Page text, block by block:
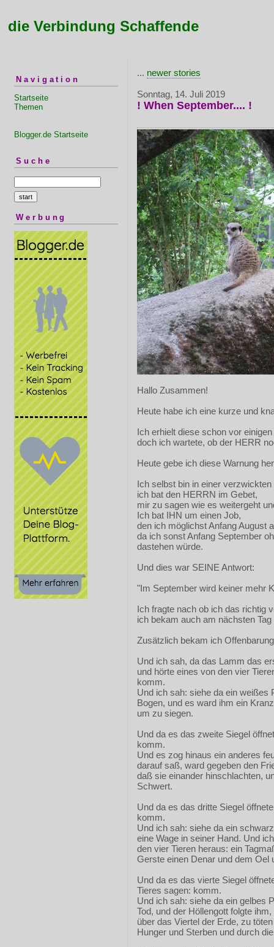
die Verbindung Schaffende
Navigation
Startseite
Themen
Blogger.de Startseite
Suche
Werbung
... newer stories
Sonntag, 14. Juli 2019
! When September.... !
Hallo Zusammen!
Heute habe ich eine kurze und
Ich erhielt diese schon vor einigen
doch ich wartete, ob der HERR
Heute gebe ich diese Warnung
Ich selbst bin in einer verzwickten
ich bat den HERRN im Gebet,
mir zu sagen wie es weitergeht
Ich bat IHN um einen Job,
den ich möglichst Anfang August
da ich sonst Anfang September
dastehen würde.
Und dies war SEINE Antwort:
"Im September wird keiner mehr
Ich fragte nach ob ich das richtig
ich bekam auch am nächsten
Zusätzlich bekam ich
Und ich sah, da das Lamm das
und hörte eines von den vier
komm.
Und ich sah: siehe da ein weißes
Bogen, und es ward ihm ein
um zu siegen.
Und da es das zweite Siegel
komm.
Und es zog hinaus ein anderes
darauf saß, ward gegeben den
daß sie einander hinschlachten,
Schwert.
Und da es das dritte Siegel
komm.
Und ich sah: siehe da ein
eine Wage in seiner Hand. Und
den vier Tieren heraus: ein
Gerste einen Denar und dem Oel
Und da es das vierte Siegel
Tieres sagen: komm.
Und ich sah: siehe da ein gelbes
Tod, und der Höllengott folgte
über das Viertel der Erde, zu
Hunger und Sterben und durch